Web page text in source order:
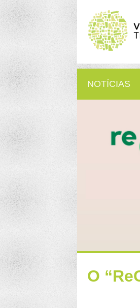
NOTÍCIAS
O